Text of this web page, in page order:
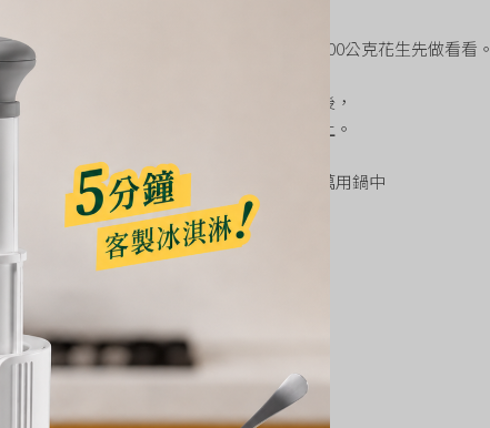
只是這步驟蠻花時間的，初次料理建議可從300公克花生先做看看。
(3)去皮後的花生仁洗乾淨盡量將花生皮清除後，
加入適量的水，水量大約落在刻度14杯的線上。
(4)將不鏽鋼內鍋放入美膳雅多功能料理電子萬用鍋中
(5)闔上電鍋蓋，選擇「甜湯」模式，
基本設定是10分鐘+高壓，
(6)洩壓後趁熱加入適量的二砂糖調整甜度，
攪拌均勻溶解後即完成古早味花生湯。